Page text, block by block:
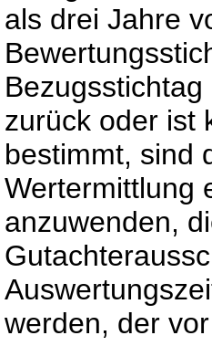
als drei Jahre
zurück oder ist
bestimmt, sind
Wertermittlung
anzuwenden,
werden, der